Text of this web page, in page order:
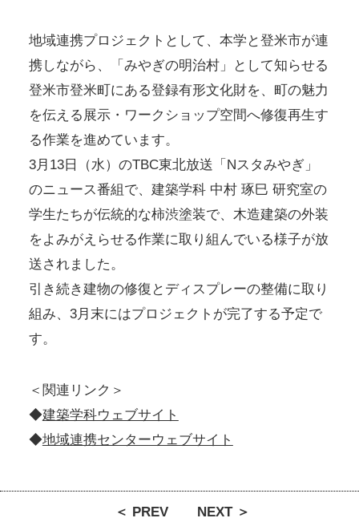
地域連携プロジェクトとして、本学と登米市が連
携しながら、「みやぎの明治村」として知らせる
登米市登米町にある登録有形文化財を、町の魅力
を伝える展示・ワークショップ空間へ修復再生す
る作業を進めています。
3月13日（水）のTBC東北放送「Nスタみやぎ」
のニュース番組で、建築学科 中村 琢巳 研究室の
学生たちが伝統的な柿渋塗装で、木造建築の外装
をよみがえらせる作業に取り組んでいる様子が放
送されました。
引き続き建物の修復とディスプレーの整備に取り
組み、3月末にはプロジェクトが完了する予定で
す。
＜関連リンク＞
◆建築学科ウェブサイト
◆地域連携センターウェブサイト
＜ PREV NEXT ＞